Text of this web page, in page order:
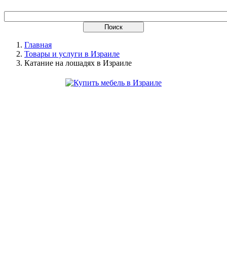
Главная
Товары и услуги в Израиле
Катание на лошадях в Израиле